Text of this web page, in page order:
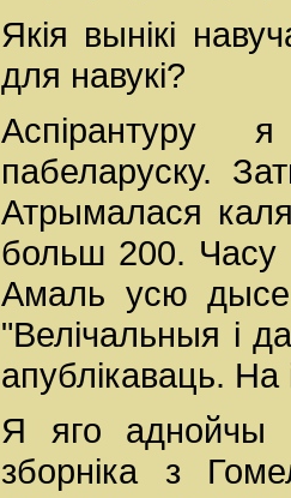
Якія вынікі
для навукі?
Аспірантуру
пабеларуску.
Атрымалася
больш 200. Часу
Амаль усю
"Велічальныя і
апублікаваць.
Я яго аднойчы
зборніка з